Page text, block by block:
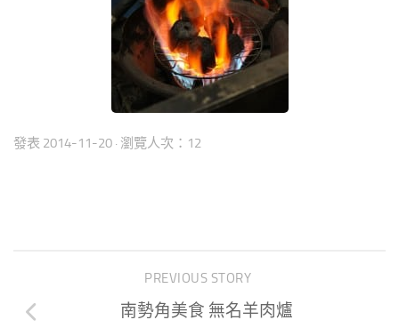
發表 2014-11-20 · 瀏覽人次：12
PREVIOUS STORY
南勢角美食 無名羊肉爐